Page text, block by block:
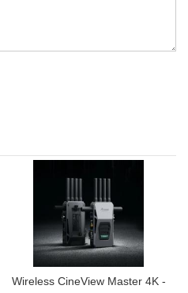
Wireless CineView Master 4K -